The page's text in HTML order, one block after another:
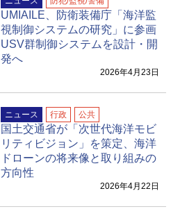
UMIAILE、防衛装備庁「海洋監
視制御システムの研究」に参画
USV群制御システムを設計・開
発へ
2026年4月23日
ニュース 行政 公共
国土交通省が「次世代海洋モビ
リティビジョン」を策定、海洋
ドローンの将来像と取り組みの
方向性
2026年4月22日